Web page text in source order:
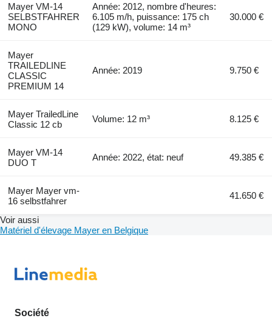
Mayer VM-14
SELBSTFAHRER
MONO
Année: 2012, nombre d'heures:
6.105 m/h, puissance: 175 ch
(129 kW), volume: 14 m³
30.000 €
Mayer
TRAILEDLINE
CLASSIC
PREMIUM 14
Année: 2019 9.750 €
Mayer TrailedLine
Classic 12 cb
Volume: 12 m³ 8.125 €
Mayer VM-14
DUO T
Année: 2022, état: neuf 49.385 €
Mayer Mayer vm-
16 selbstfahrer
41.650 €
Voir aussi
Matériel d'élevage Mayer en Belgique
Société